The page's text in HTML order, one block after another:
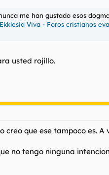
me han gustado esos
Viva - Foros cristianos
usted rojillo.
creo que ese tampoco es. A
no tengo ninguna